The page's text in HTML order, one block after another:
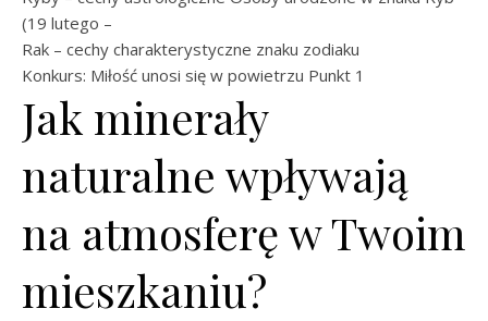
(19 lutego –
Rak – cechy charakterystyczne znaku zodiaku
Konkurs: Miłość unosi się w powietrzu Punkt 1
Jak minerały
naturalne wpływają
na atmosferę w Twoim
mieszkaniu?